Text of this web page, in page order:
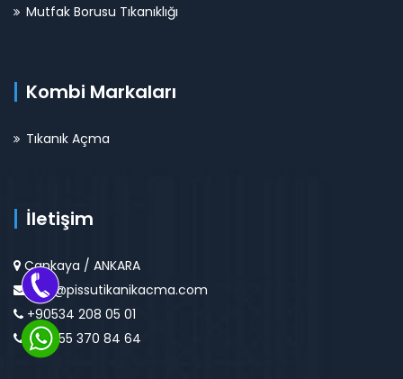
Mutfak Borusu Tıkanıklığı
Kombi Markaları
Tıkanık Açma
İletişim
Çankaya / ANKARA
info@pissutikanikacma.com
+90534 208 05 01
+90555 370 84 64